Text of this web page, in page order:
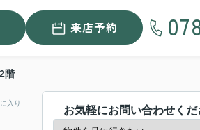
来店予約
階
入り
お気軽にお問い合わせくだ